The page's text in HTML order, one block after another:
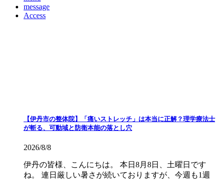
message
Access
【伊丹市の整体院】「痛いストレッチ」は本当に正解？理学療法士
が斬る、可動域と防衛本能の落とし穴
2026/8/8
伊丹の皆様、こんにちは。 本日8月8日、土曜日です
ね。 連日厳しい暑さが続いておりますが、今週も1週